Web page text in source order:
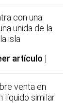
con una
unida de la
isla
artículo
venta en
líquido similar